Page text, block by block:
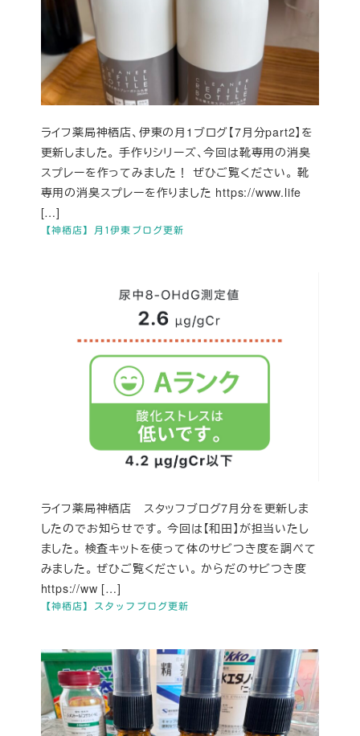
【神栖店】月1伊東ブログ更新
ライフ薬局神栖店、伊東の月1ブログ【7月分part2】を
更新しました。 手作りシリーズ、今回は靴専用の消臭
スプレーを作ってみました！ ぜひご覧ください。 靴
専用の消臭スプレーを作りました https://www.life
[…]
【神栖店】スタッフブログ更新
ライフ薬局神栖店 スタッフブログ7月分を更新しま
したのでお知らせです。 今回は【和田】が担当いたし
ました。 検査キットを使って体のサビつき度を調べて
みました。 ぜひご覧ください。 からだのサビつき度
https://ww […]